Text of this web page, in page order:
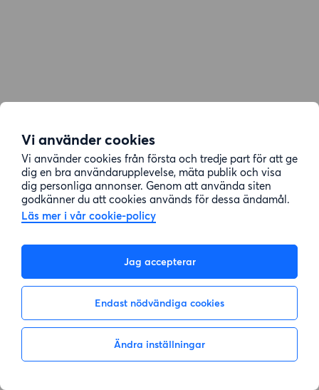
Vi använder cookies
Vi använder cookies från första och tredje part för att ge
dig en bra användarupplevelse, mäta publik och visa
dig personliga annonser. Genom att använda siten
godkänner du att cookies används för dessa ändamål.
Läs mer i vår cookie-policy
Jag accepterar
Endast nödvändiga cookies
Ändra inställningar